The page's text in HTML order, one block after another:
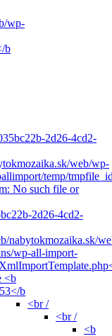
wp-
b
2d26-4cd2-
web/wp-
temp/
No such file or
2d26-4cd2-
nabytokmozaika.sk/
wp-all-import-
<b
53</b
<br /
<br /
<b